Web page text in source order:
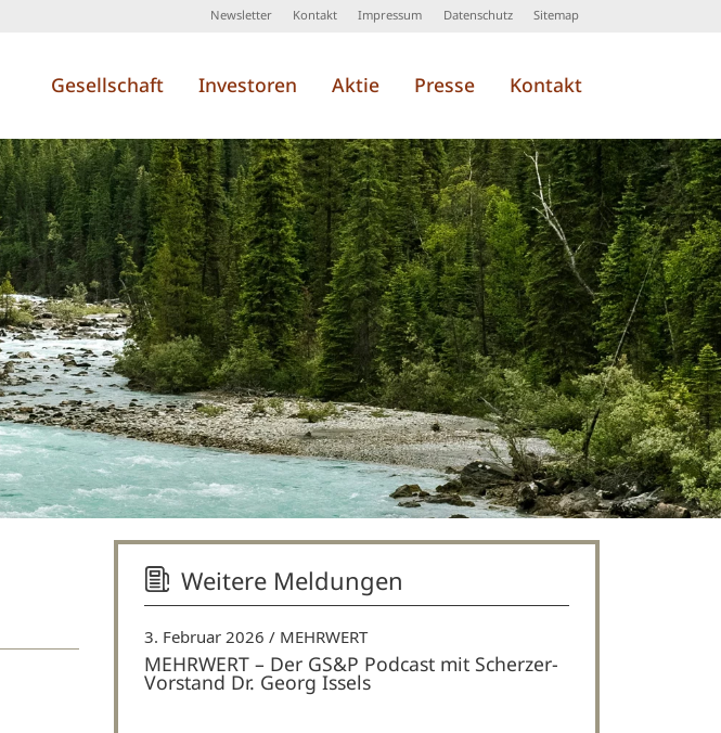
Newsletter Kontakt Impressum Datenschutz Sitemap
Gesellschaft Investoren Aktie Presse Kontakt
Weitere Meldungen
3. Februar 2026 MEHRWERT
MEHRWERT – Der GS&P Podcast mit Scherzer-
Vorstand Dr. Georg Issels